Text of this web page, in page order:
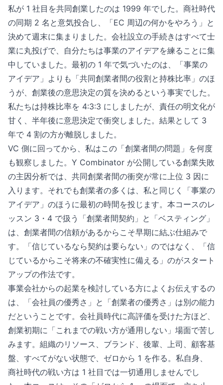
私が 1 社目を共同創業したのは 1999 年でした。商社時代
の同期 2 名と意気投合し、「EC 周辺の何かをやろう」と
決めて週末に集まりました。会社設立の手続きはすべて士
業に丸投げで、自分たちは事業のアイデアを練ることに集
中していました。最初の 1 年で気づいたのは、「事業の
アイデア」よりも「共同創業者間の役割と持株比率」のほ
うが、創業後の意思決定の質を決めるという事実でした。
私たちは持株比率を 4:3:3 にしましたが、責任の明文化が
甘く、半年後に意思決定で衝突しました。結果として 3
年で 4 割の方が離脱しました。
VC 側に回ってから、私はこの「創業者間の問題」を何度
も観察しました。Y Combinator が公開している創業失敗
の主因分析では、共同創業者間の衝突が常に上位 3 因に
入ります。それでも創業者の多くは、私と同じく「事業の
アイデア」のほうに最初の時間を投じます。本コースのレ
ッスン 3・4 で扱う「創業者間契約」と「ベスティング」
は、創業者間の信頼があるからこそ早期に結ぶ仕組みで
す。「信じているなら契約は要らない」のではなく、「信
じているからこそ将来の不確実性に備える」のがスタート
アップの作法です。
事業会社からの起業を検討している方によくお伝えするの
は、「会社員の優秀さ」と「創業者の優秀さ」は別の能力
だということです。会社員時代に高評価を受けた方ほど、
創業初期に「これまでの戦い方が通用しない」場面で苦し
みます。組織のリソース、ブランド、後輩、上司、顧客基
盤、すべてがない状態で、ゼロから 1 を作る。私自身、
商社時代の戦い方は 1 社目では一切通用しませんでし